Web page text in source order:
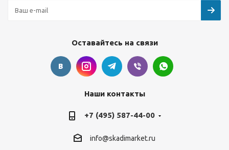
Оставайтесь на связи
Наши контакты
+7 (495) 587-44-00
info@skadimarket.ru